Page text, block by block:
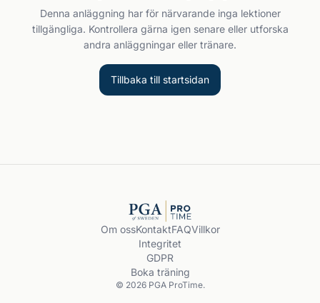
Denna anläggning har för närvarande inga lektioner
tillgängliga. Kontrollera gärna igen senare eller utforska
andra anläggningar eller tränare.
Tillbaka till startsidan
Om ossKontaktFAQVillkor
Integritet
GDPR
Boka träning
© 2026 PGA ProTime.